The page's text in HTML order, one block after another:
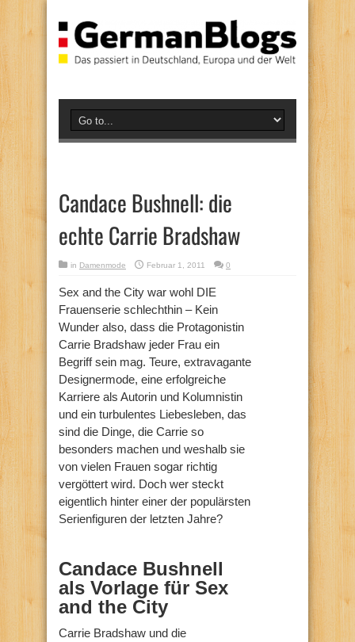
Candace Bushnell: die
echte Carrie Bradshaw
in Damenmode Februar 1, 2011 0
Sex and the City war wohl DIE
Frauenserie schlechthin – Kein
Wunder also, dass die Protagonistin
Carrie Bradshaw jeder Frau ein
Begriff sein mag. Teure, extravagante
Designermode, eine erfolgreiche
Karriere als Autorin und Kolumnistin
und ein turbulentes Liebesleben, das
sind die Dinge, die Carrie so
besonders machen und weshalb sie
von vielen Frauen sogar richtig
vergöttert wird. Doch wer steckt
eigentlich hinter einer der populärsten
Serienfiguren der letzten Jahre?
Candace Bushnell
als Vorlage für Sex
and the City
Carrie Bradshaw und die